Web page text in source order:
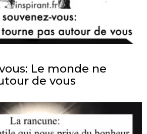
Le monde ne
de vous